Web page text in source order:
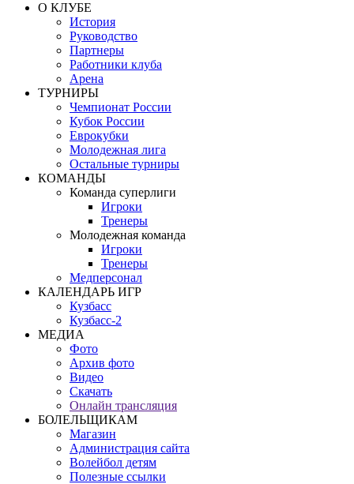
О КЛУБЕ
История
Руководство
Партнеры
Работники клуба
Арена
ТУРНИРЫ
Чемпионат России
Кубок России
Еврокубки
Молодежная лига
Остальные турниры
КОМАНДЫ
Команда суперлиги
Игроки
Тренеры
Молодежная команда
Игроки
Тренеры
Медперсонал
КАЛЕНДАРЬ ИГР
Кузбасс
Кузбасс-2
МЕДИА
Фото
Архив фото
Видео
Скачать
Онлайн трансляция
БОЛЕЛЬЩИКАМ
Магазин
Администрация сайта
Волейбол детям
Полезные ссылки